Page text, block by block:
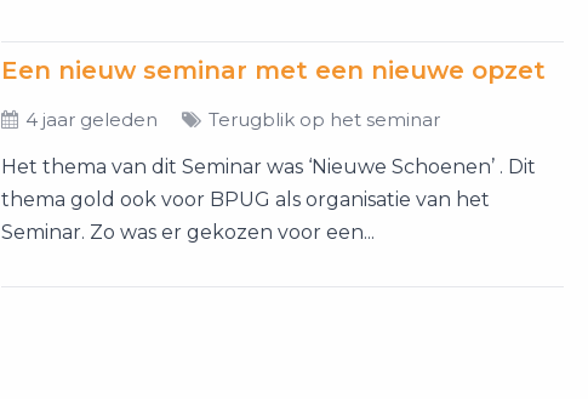
Een nieuw seminar met een nieuwe opzet
4 jaar geleden Terugblik op het seminar
Het thema van dit Seminar was ‘Nieuwe Schoenen’ . Dit
thema gold ook voor BPUG als organisatie van het
Seminar. Zo was er gekozen voor een...